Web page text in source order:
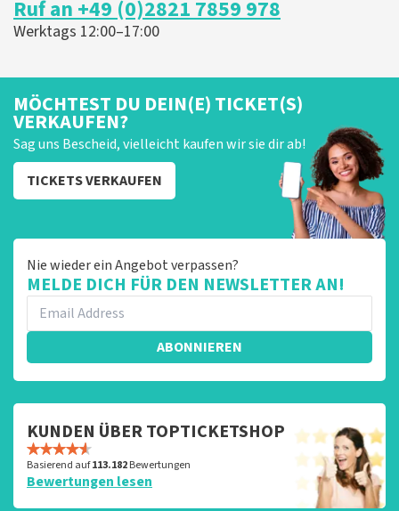
er graag op reageren. Het klopt dat er een andere
naam op het ticket staat. Dit komt doordat wij een
wederverkoper zijn. Gelukkig heeft dit geen invloed op
ondanks de verwarring toch een fantastische avond
heeft gehad. Met vriendelijke groeten, Johan
Topticketshop
Ruf an +49 (0)2821 7859 978
Werktags 12:00–17:00
MÖCHTEST DU DEIN(E) TICKET(S)
VERKAUFEN?
Sag uns Bescheid, vielleicht kaufen wir sie dir ab!
TICKETS VERKAUFEN
Nie wieder ein Angebot verpassen?
MELDE DICH FÜR DEN NEWSLETTER AN!
ABONNIEREN
KUNDEN ÜBER TOPTICKETSHOP
Basierend auf113.182Bewertungen
Bewertungen lesen